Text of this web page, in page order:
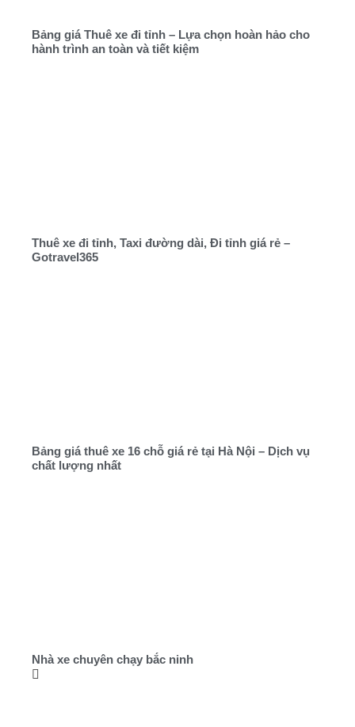
Bảng giá Thuê xe đi tỉnh – Lựa chọn hoàn hảo cho
hành trình an toàn và tiết kiệm
Thuê xe đi tỉnh, Taxi đường dài, Đi tỉnh giá rẻ –
Gotravel365
Bảng giá thuê xe 16 chỗ giá rẻ tại Hà Nội – Dịch vụ
chất lượng nhất
Nhà xe chuyên chạy bắc ninh